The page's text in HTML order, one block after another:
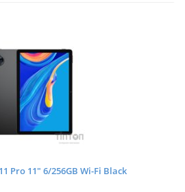
Pro 11" 6/256GB Wi-Fi Black